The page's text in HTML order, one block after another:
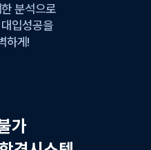
분석으로
입성공을
하게!
가